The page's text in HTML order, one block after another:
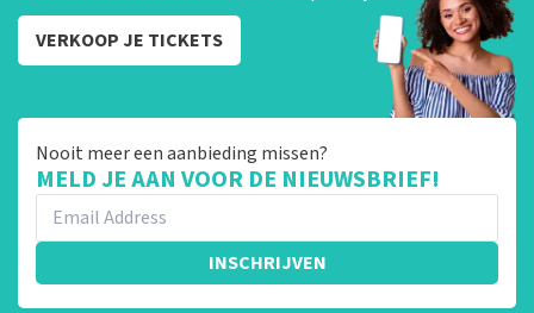
VERKOOP JE TICKETS
Nooit meer een aanbieding missen?
MELD JE AAN VOOR DE NIEUWSBRIEF!
INSCHRIJVEN